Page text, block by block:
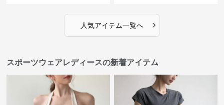
人気アイテム一覧へ ›
スポーツウェアレディースの新着アイテム